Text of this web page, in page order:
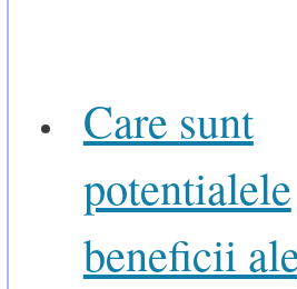
Care sunt
potentialele
beneficii